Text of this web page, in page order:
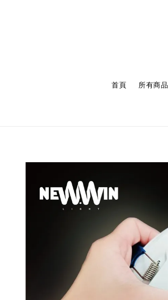
首頁 所有商品